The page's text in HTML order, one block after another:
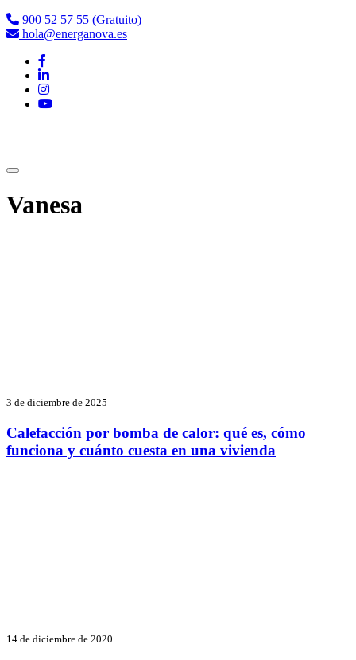
900 52 57 55 (Gratuito)
hola@energanova.es
Vanesa
3 de diciembre de 2025
Calefacción por bomba de calor: qué es, cómo
funciona y cuánto cuesta en una vivienda
14 de diciembre de 2020